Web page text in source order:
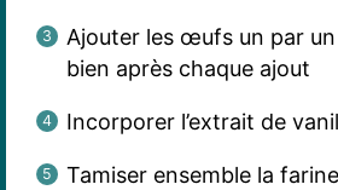
Ajouter les œufs un par
bien après chaque ajout
Incorporer l’extrait de
Tamiser ensemble la